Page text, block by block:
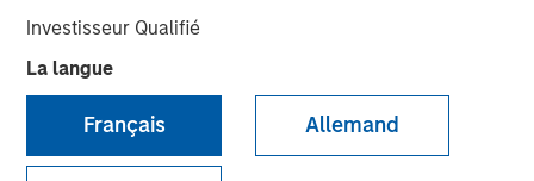
Investisseur Qualifié
La langue
Français Allemand
EDGE INSIGHTS
Psychedelics